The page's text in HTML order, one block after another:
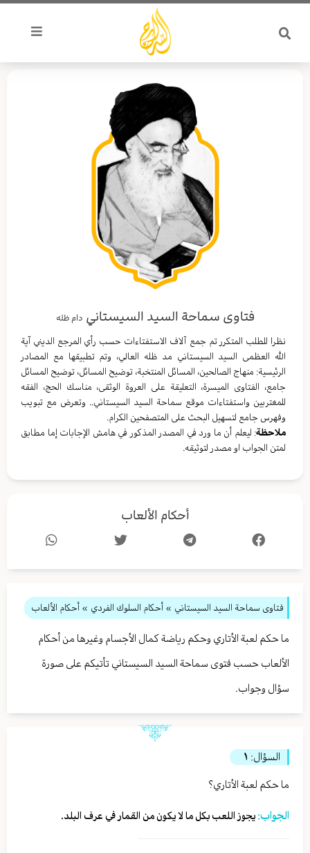
تخطي
المحتوى
فتاوى سماحة السيد السيستاني دام ظله
نظرا للطلب المتكرر تم جمع آلاف الاستفتاءات حسب رأي المرجع الديني آية
الله العظمى السيد السيستاني مد ظله العالي، وتم تطبيقها مع المصادر
الرئيسية: منهاج الصالحين، المسائل المنتخبة، توضيح المسائل، توضيح المسائل
جامع، الفتاوى الميسرة، التعليقة على العروة الوثقى، مناسك الحج، الفقه
للمغتربين واستفتاءات موقع سماحة السيد السيستاني.. وتعرض مع تبويب
وفهرس جامع لتسهيل البحث على المتصفحين الكرام.
ملاحظة: ليعلم أن ما ورد في المصدر المذكور في هامش الإجابات إما مطابق
لمتن الجواب او مصدر لتوثيقه.
أحكام الألعاب
فتاوى سماحة السيد السيستاني » أحكام السلوك الفردي » أحكام الألعاب
ما حكم لعبة الأتاري وحكم رياضة كمال الأجسام وغيرها من أحكام
الألعاب حسب فتوى سماحة السيد السيستاني تأتيكم على صورة
سؤال وجواب.
السؤال: ١
ما حكم لعبة الأتاري؟
الجواب: يجوز اللعب بكل ما لا يكون من القمار في عرف البلد.